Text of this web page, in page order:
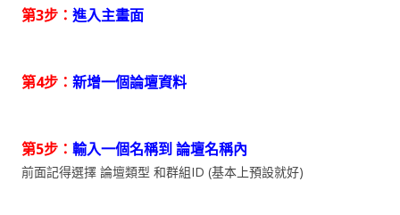
第3步： 進入主畫面
第4步： 新增一個論壇資料
第5步： 輸入一個名稱到 論壇名稱內
前面記得選擇 論壇類型 和群組ID (基本上預設就好)